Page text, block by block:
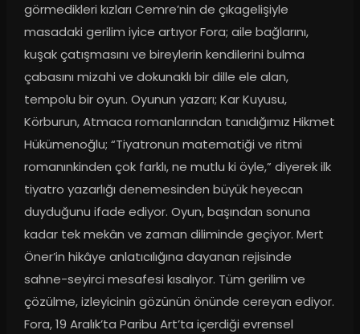
görmedikleri kızları Cemre’nin de çıkagelişiyle
masadaki gerilim iyice artıyor Fora; aile bağlarını,
kuşak çatışmasını ve bireylerin kendilerini bulma
çabasını mizahi ve dokunaklı bir dille ele alan,
tempolu bir oyun. Oyunun yazarı; Kar Kuyusu,
Körburun, Atmaca romanlarından tanıdığımız Hikmet
Hükümenoğlu; “Tiyatronun matematiği ve ritmi
romanınkinden çok farklı, ne mutlu ki öyle,” diyerek ilk
tiyatro yazarlığı denemesinden büyük heyecan
duyduğunu ifade ediyor. Oyun, başından sonuna
kadar tek mekân ve zaman diliminde geçiyor. Mert
Öner’in hikâye anlatıcılığına dayanan rejisinde
sahne-seyirci mesafesi kısalıyor. Tüm gerilim ve
çözülme, izleyicinin gözünün önünde cereyan ediyor.
Fora, 19 Aralık’ta Paribu Art’ta içerdiği evrensel